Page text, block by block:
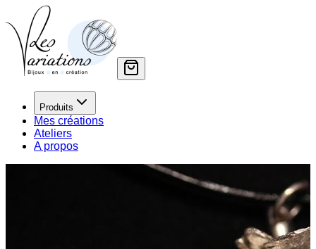
Produits
Mes créations
Ateliers
A propos